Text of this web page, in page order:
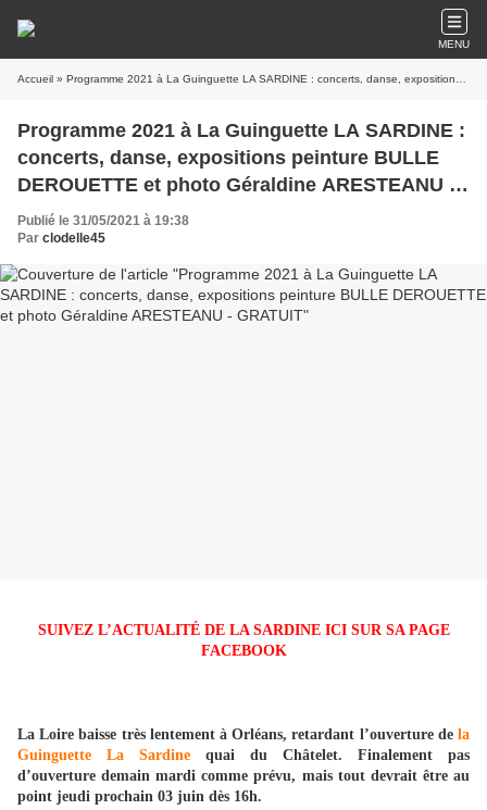
MENU
Accueil » Programme 2021 à La Guinguette LA SARDINE : concerts, danse, expositions peinture BULLE DEROUETTE et photo Géraldine ARESTEANU - GRATUIT
Programme 2021 à La Guinguette LA SARDINE :
concerts, danse, expositions peinture BULLE
DEROUETTE et photo Géraldine ARESTEANU -
GRATUIT
Publié le 31/05/2021 à 19:38
Par clodelle45
SUIVEZ L’ACTUALITÉ DE LA SARDINE ICI SUR SA PAGE
FACEBOOK
La Loire baisse très lentement à Orléans, retardant l’ouverture de la
Guinguette La Sardine quai du Châtelet. Finalement pas
d’ouverture demain mardi comme prévu, mais tout devrait être au
point jeudi prochain 03 juin dès 16h.